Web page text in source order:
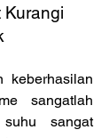
keberhasilan
sangatlah
sangat